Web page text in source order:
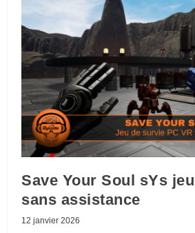
Save Your Soul sYs
sans assistance
12 janvier 2026